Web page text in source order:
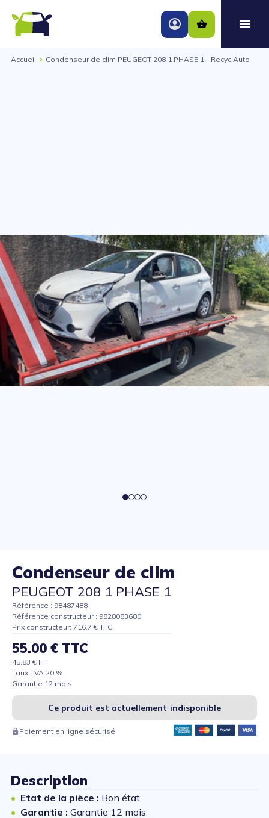
Accueil Condenseur de clim PEUGEOT 208 1 PHASE 1 - Recyc'Auto
Condenseur de clim
PEUGEOT 208 1 PHASE 1
Référence : 98487488
Référence constructeur : 9828083680
Prix constructeur: 716.7 € TTC
55.00 € TTC
45.83 € HT
Taux TVA 20 %
Garantie 12 mois
Ce produit est actuellement indisponible
Paiement en ligne sécurisé
Description
Etat de la pièce : Bon état
Garantie : Garantie 12 mois